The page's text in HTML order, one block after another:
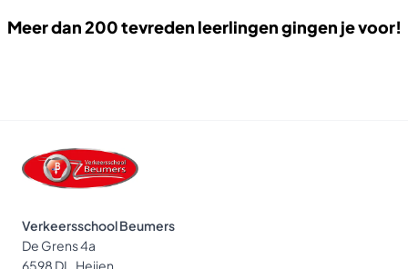
Meer dan 200 tevreden leerlingen gingen je voor!
Verkeersschool Beumers
De Grens 4a
6598 DL, Heijen